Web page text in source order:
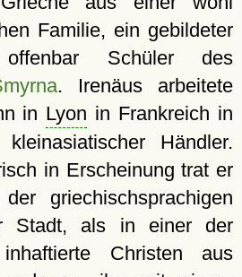
Familie, ein gebildeter
Schüler des
. Irenäus arbeitete
in Lyon in Frankreich in
Händler.
in Erscheinung trat er
griechischsprachigen
Stadt, als in einer der
inhaftierte Christen aus